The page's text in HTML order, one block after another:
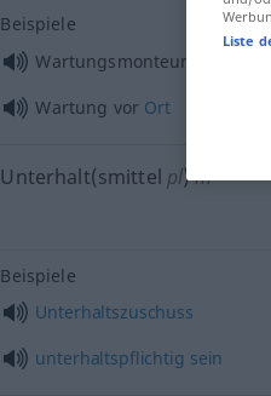
Beispiele
Wartungsmonteur
Wartung vor Ort
Unterhalt(smittel pl)m
Beispiele
Unterhaltszuschuss
unterhaltspflichtig sein
Liste